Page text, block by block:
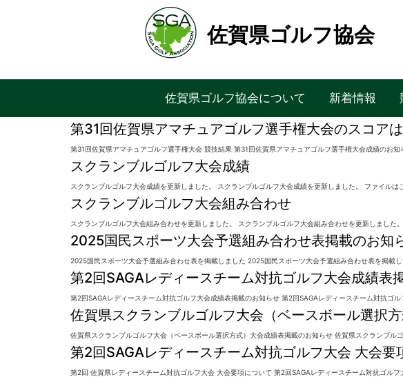
佐賀県ゴルフ協会
佐賀県ゴルフ協会について 新着情報
第31回佐賀県アマチュアゴルフ選手権大会のスコア
第31回佐賀県アマチュアゴルフ選手権大会 競技結果 第31回佐賀県アマチュアゴルフ選手権大会成績のお
スクランブルゴルフ大会成績
スクランブルゴルフ大会成績を更新しました。 スクランブルゴルフ大会成績を更新しました。 ファイルは
スクランブルゴルフ大会組み合わせ
スクランブルゴルフ大会組み合わせを更新しました。 スクランブルゴルフ大会組み合わせを更新しました
2025国民スポーツ大会予選組み合わせ表掲載のお知
2025国民スポーツ大会予選組み合わせ表を掲載しました 2025国民スポーツ大会予選組み合わせ表を掲載
第2回SAGAレディースチーム対抗ゴルフ大会成績表
第2回SAGAレディースチーム対抗ゴルフ大会成績表掲載のお知らせ 第2回SAGAレディースチーム対抗
佐賀県スクランブルゴルフ大会（ベースボール選択
佐賀県スクランブルゴルフ大会（ベースボール選択方式）大会成績表掲載のお知らせ 佐賀県スクラン
第2回SAGAレディースチーム対抗ゴルフ大会 大会要
第2回 佐賀県レディースチーム対抗ゴルフ大会 大会要項について 第2回SAGAレディースチーム対抗ゴ